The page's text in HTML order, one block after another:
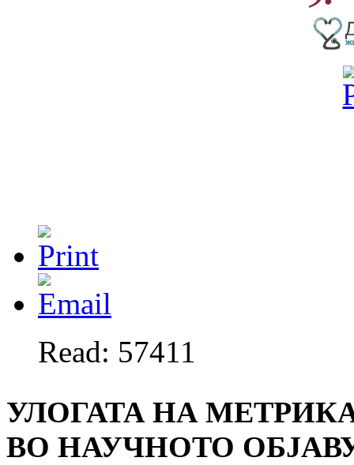
Read: 57411
УЛОГАТА НА
ВО НАУЧНОТО